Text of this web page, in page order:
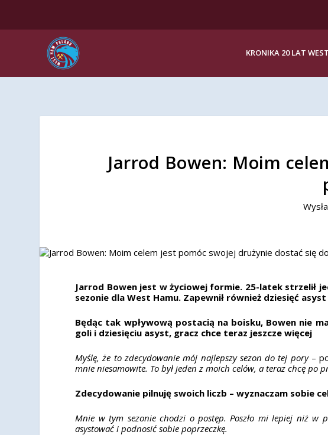
KRONIKA 20 LAT
Jarrod Bowen: Moim
Jarrod Bowen jest w życiowej formie. 25-latek strzelił
sezonie dla West Hamu. Zapewnił również dziesięć
Będąc tak wpływową postacią na boisku, Bowen nie
goli i dziesięciu asyst, gracz chce teraz jeszcze więcej
Myślę, że to zdecydowanie mój najlepszy sezon do tej pory–
mnie niesamowite. To był jeden z moich celów, a teraz chcę po
Zdecydowanie pilnuję swoich liczb – wyznaczam sobie
Mnie w tym sezonie chodzi o postęp. Poszło mi lepiej niż w
asystować i podnosić sobie poprzeczkę.